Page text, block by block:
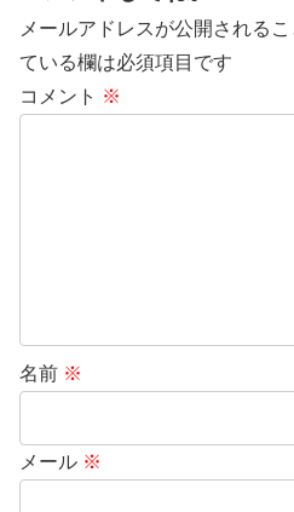
メールアドレスが公開されるこ
ている欄は必須項目です
コメント ※
名前 ※
メール ※